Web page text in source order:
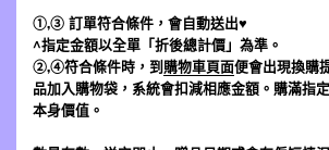
①,③ 訂單符合條件，會自動送出♥
^指定金額以全單「折後總計價」為準。
②,④符合條件時，到 購物車頁面便會出現換購
品加入購物袋，系統會扣減相應金額。購滿指
本身價值。